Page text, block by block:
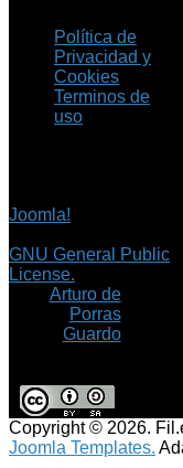
Política de
Privacidad y
Cookies
Terminos de
uso
Joomla!
GNU General Public
License.
Arturo de
Porras
Guardo
Copyright © 2026.
Joomla Templates.